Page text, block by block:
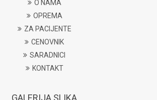
O NAMA
OPREMA
ZA PACIJENTE
CENOVNIK
SARADNICI
KONTAKT
GALERIJA SLIKA